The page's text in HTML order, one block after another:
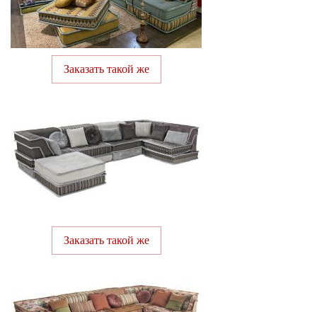
Заказать такой же
Заказать такой же